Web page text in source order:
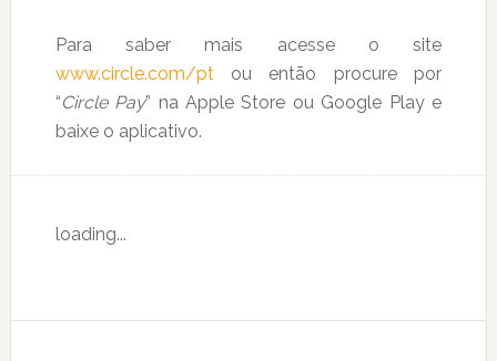
Para saber mais acesse o site
www.circle.com/ptou então procure por
“Circle Pay” na Apple Store ou Google Play e
baixe o aplicativo.
loading...